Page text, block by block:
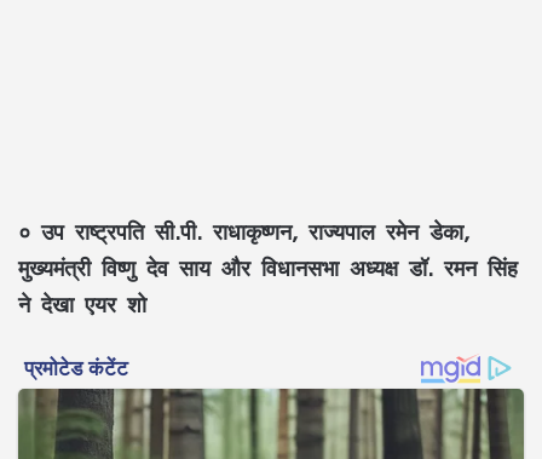
० उप राष्ट्रपति सी.पी. राधाकृष्णन, राज्यपाल रमेन डेका,
मुख्यमंत्री विष्णु देव साय और विधानसभा अध्यक्ष डॉ. रमन सिंह
ने देखा एयर शो